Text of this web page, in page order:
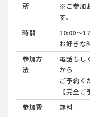
所
※ご参加
す。
時間
10:00～
お好きな
参加方
法
電話もし
から
ご予約く
【完全
参加費
無料